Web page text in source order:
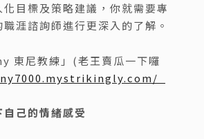
目標及策略建議，你就需要專
涯諮詢師進行更深入的了解。
東尼教練」(老王賣瓜一下囉
己的情緒感受